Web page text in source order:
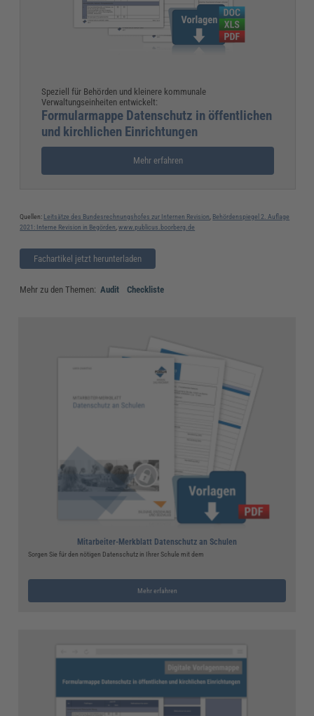
Speziell für Behörden und kleinere kommunale
Verwaltungseinheiten entwickelt:
Formularmappe Datenschutz in öffentlichen
und kirchlichen Einrichtungen
Mehr erfahren
Quellen: Leitsätze des Bundesrechnungshofes zur Internen Revision Behördenspiegel 2. Auflage
2021: Interne Revision in Begörden ,www.publicus.boorberg.de
Fachartikel jetzt herunterladen
Mehr zu den Themen: Audit Checkliste
Mitarbeiter-Merkblatt Datenschutz an Schulen
Sorgen Sie für den nötigen Datenschutz in Ihrer Schule mit dem
Mehr erfahren